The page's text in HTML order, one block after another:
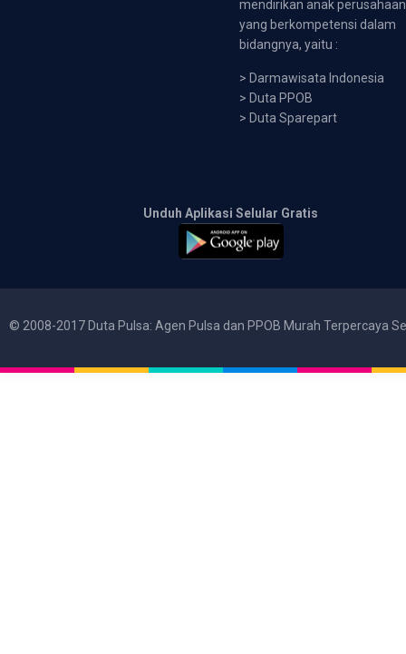
mendirikan anak perusahaan
yang berkompetensi dalam
bidangnya, yaitu :
> Darmawisata Indonesia
> Duta PPOB
> Duta Sparepart
Unduh Aplikasi Selular Gratis
© 2008-2017 Duta Pulsa: Agen Pulsa dan PPOB Murah Terpercaya